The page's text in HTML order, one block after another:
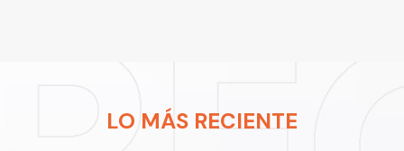
LO MÁS RECIENTE